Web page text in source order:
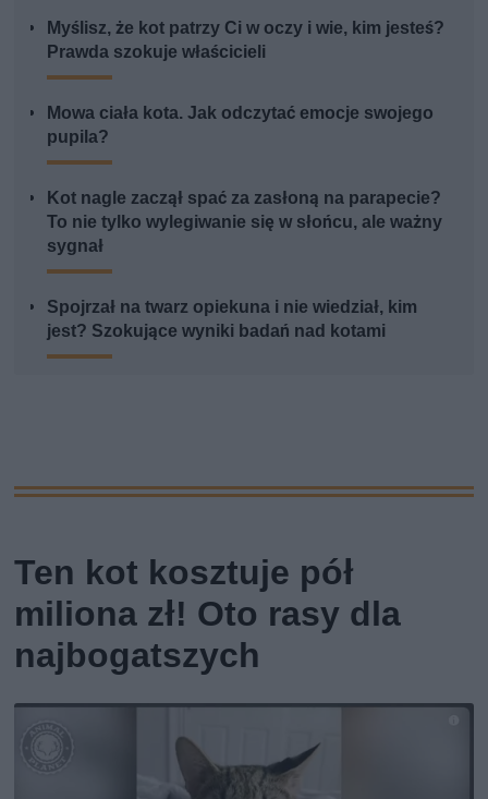
Myślisz, że kot patrzy Ci w oczy i wie, kim jesteś?
Prawda szokuje właścicieli
Mowa ciała kota. Jak odczytać emocje swojego
pupila?
Kot nagle zaczął spać za zasłoną na parapecie?
To nie tylko wylegiwanie się w słońcu, ale ważny
sygnał
Spojrzał na twarz opiekuna i nie wiedział, kim
jest? Szokujące wyniki badań nad kotami
Ten kot kosztuje pół
miliona zł! Oto rasy dla
najbogatszych